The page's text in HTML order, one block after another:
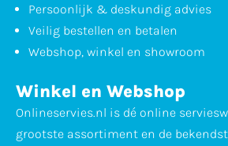
Persoonlijk & deskundig advies
Veilig bestellen en betalen
Webshop, winkel en showroom
Winkel en Webshop
Onlineservies.nl is dé online
grootste assortiment en de